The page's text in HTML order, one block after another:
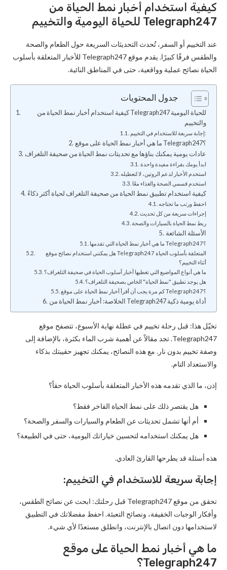
كيفية استخدام أخبار نمط الحياة من
Telegraph247 للحياة اليومية والتخييم
عند التخييم أو السفر، تُحدث التحديثات السريعة حول الطعام والصحة
والطقس فرقًا كبيرًا. يقدم موقع Telegraph247 للأخبار المتعلقة بأسلوب
الحياة نصائح عملية وواقعية، حتى في المناطق النائية.
جدول المحتويات
كيفية استخدام أخبار نمط الحياة من Telegraph247 للحياة اليومية
والتخييم
إجابة سريعة للاستخدام في التخييم:
ما هي أخبار نمط الحياة على موقع Telegraph247؟
عادات يومية يمكنك بناؤها مع تحديثات نمط الحياة من صحيفة التلغراف
ابدأ يومك بقراءة مفيدة واحدة
استخدم الأخبار لدعم الروتين، لا لتعطيله
استخدم قسمي الصحة والغذاء معًا
كيفية استخدام تطبيق نمط الحياة من صحيفة التلغراف لحياة أكثر ذكاءً
احفظ ورتب ما تحتاجه
إجراءات سريعة من كل تحديث
ربط نمط الحياة بالسيارات والصحة
الأسئلة الشائعة
ما هي أخبار نمط الحياة التي تقدمها Telegraph247؟
هل يمكنني استخدام نصائح موقع Telegraph247 المتعلقة بأسلوب الحياة
أثناء التخييم؟
ما هي أنواع المواضيع التي تغطيها أخبار أسلوب الحياة في صحيفة التلغراف؟
هل يوجد تطبيق "نمط الحياة" الخاص بصحيفة التلغراف؟
كم مرة يجب أن أقرأ أخبار نمط الحياة على موقع Telegraph247؟
الخلاصة: أخبار نمط الحياة من Telegraph247 أداة يومية ذكية
تخيّل هذا: قبل رحلة تخييم في عطلة نهاية الأسبوع، تتصفح موقع
Telegraph247. تجد مقالاً عن أهمية شرب الماء بكثرة، بالإضافة إلى
وصفة تخييم بدون نار. مع هذه النصائح، يمكنك تجهيز حقيبتك بذكاء
والاستعداد التام.
إذن، ما الذي تقدمه هذه الأخبار المتعلقة بأسلوب الحياة حقاً؟
هل يقتصر ذلك على نمط الحياة الفاخر فقط؟
أم أنها تشمل تحديثات عن الطعام والسيارات والسفر والصحة؟
هل يمكنك استخدامه لتحسين خياراتك اليومية، حتى في الطبيعة؟
هذه أسئلة قد يطرحها القارئ العادي.
إجابة سريعة للاستخدام في التخييم:
تحقق من موقع Telegraph247 قبل رحلتك: ابحث عن نصائح الطقس،
وأفكار الوجبات الخفيفة، ونصائح التعبئة. احفظ مفضلاتك في التطبيق
لاستخدامها دون اتصال بالإنترنت، وانطلق مستعدًا لأي شيء.
ما هي أخبار نمط الحياة على موقع
Telegraph247؟